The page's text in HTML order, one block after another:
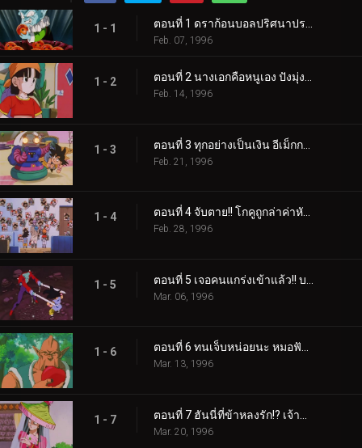
1 - 1
Feb. 07, 1996
1 - 2 ตอนที่ 2 นางเอกคือหนูเอง ปังมุ่งสู่อวกาศ
Feb. 14, 1996
1 - 3
Feb. 21, 1996
1 - 4 ตอนที่ 4 จับตาย!! โกคูถูกล่าค่าหัว!?
Feb. 28, 1996
1 - 5
Mar. 06, 1996
1 - 6 ตอนที่ 6 ทนเจ็บหน่อยนะ หมอฟันโกคูมาแล้ว
Mar. 13, 1996
1 - 7
Mar. 20, 1996